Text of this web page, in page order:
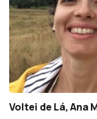
Voltei de Lá, Ana